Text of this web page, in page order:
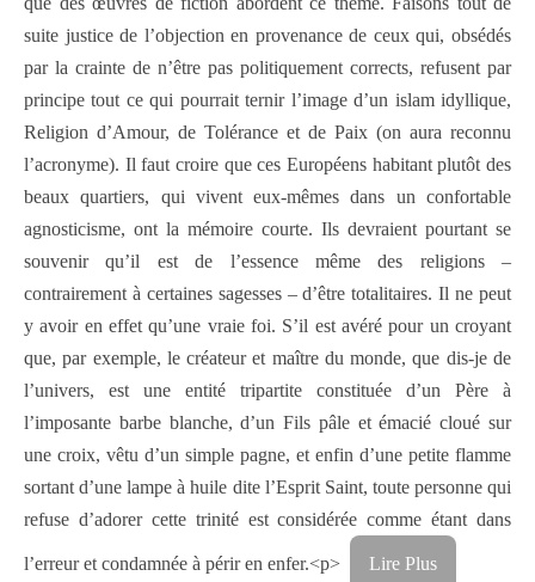
suite justice de l’objection en provenance de ceux qui, obsédés
par la crainte de n’être pas politiquement corrects, refusent par
principe tout ce qui pourrait ternir l’image d’un islam idyllique,
Religion d’Amour, de Tolérance et de Paix (on aura reconnu
l’acronyme). Il faut croire que ces Européens habitant plutôt des
beaux quartiers, qui vivent eux-mêmes dans un confortable
agnosticisme, ont la mémoire courte. Ils devraient pourtant se
souvenir qu’il est de l’essence même des religions –
contrairement à certaines sagesses – d’être totalitaires. Il ne peut
y avoir en effet qu’une vraie foi. S’il est avéré pour un croyant
que, par exemple, le créateur et maître du monde, que dis-je de
l’univers, est une entité tripartite constituée d’un Père à
l’imposante barbe blanche, d’un Fils pâle et émacié cloué sur
une croix, vêtu d’un simple pagne, et enfin d’une petite flamme
sortant d’une lampe à huile dite l’Esprit Saint, toute personne qui
refuse d’adorer cette trinité est considérée comme étant dans
l’erreur et condamnée à périr en enfer.<p> Lire Plus